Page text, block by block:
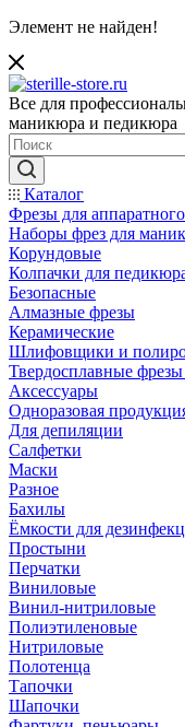
Элемент не найден!
Все для
маникюра и педикюра
Каталог
Фрезы для
Наборы фрез для
Корундовые
Колпачки для
Безопасные
Алмазные фрезы
Керамические
Шлифовщики и
Твердосплавные
Аксессуары
Одноразовая
Для депиляции
Салфетки
Маски
Разное
Бахилы
Ёмкости для
Простыни
Перчатки
Виниловые
Винил-нитриловые
Полиэтиленовые
Нитриловые
Полотенца
Тапочки
Шапочки